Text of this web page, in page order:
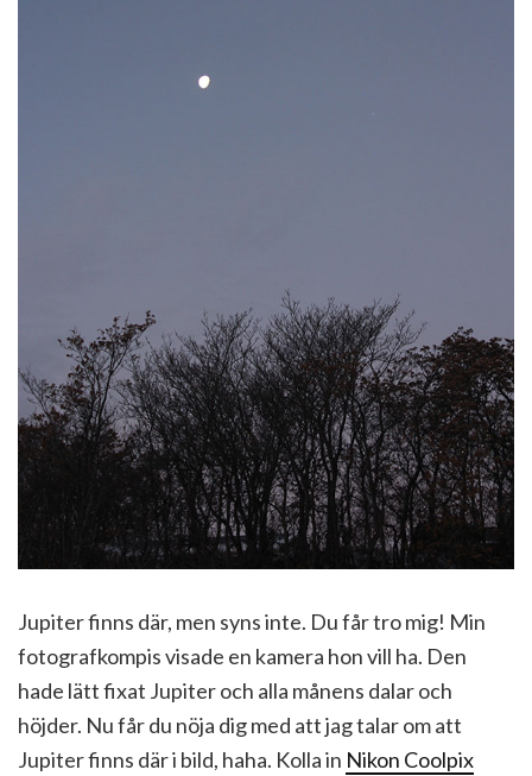
Jupiter finns där, men syns inte. Du får tro mig! Min
fotografkompis visade en kamera hon vill ha. Den
hade lätt fixat Jupiter och alla månens dalar och
höjder. Nu får du nöja dig med att jag talar om att
Jupiter finns där i bild, haha. Kolla in Nikon Coolpix